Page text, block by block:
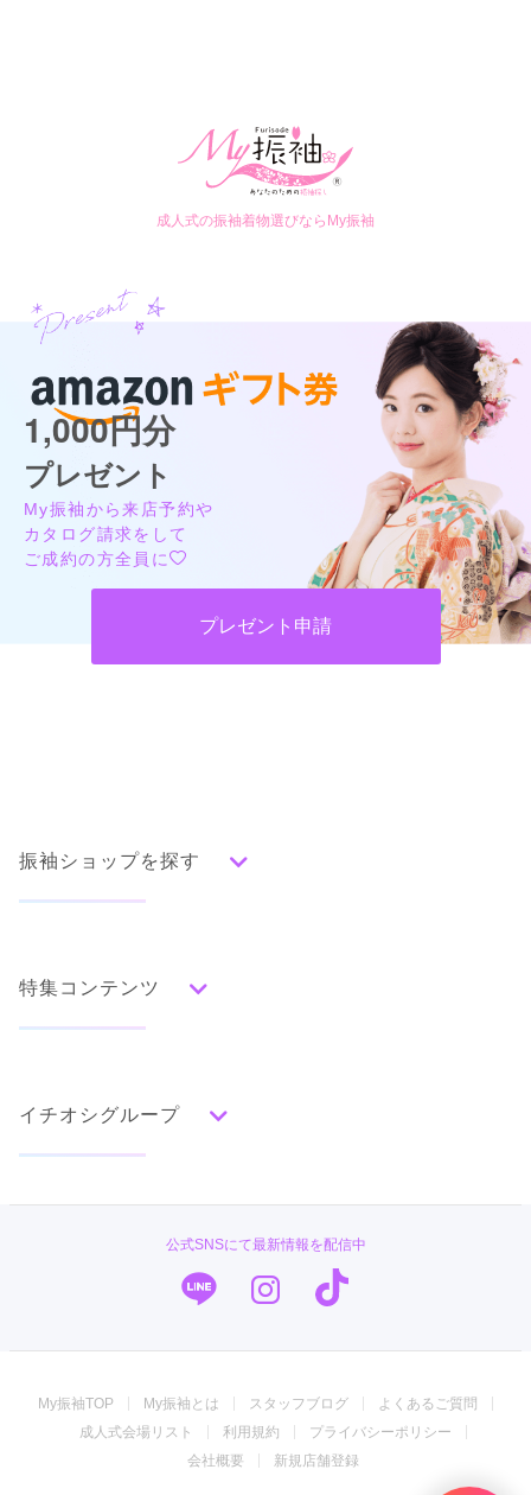
成人式の振袖着物選びならMy振袖
1,000円分
プレゼント
My振袖から来店予約や
カタログ請求をして
ご成約の方全員に
プレゼント申請
振袖ショップを探す
みんなの振袖ランキングトップ
色別ランキング
グレー
白
エレガント キュート クール
百合
橘 蝶 鶴 松竹梅 扇面 車
華籠
熨斗
宝尽 波 雪輪 雲取り 道長取り
矢絣
縞 その他
口コミから探す
特集コンテンツ
ママ振特集
個性的振袖コーディネート特集
成人式レポート
振袖ブランド特集
イチオシグループ
ジョイフル恵利
振袖専門店 一蔵
公式SNSにて最新情報を配信中
My振袖TOP My振袖とは スタッフブログ
よくあるご質問
成人式会場リスト
利用規約
プライバシーポリシー
会社概要
新規店舗登録